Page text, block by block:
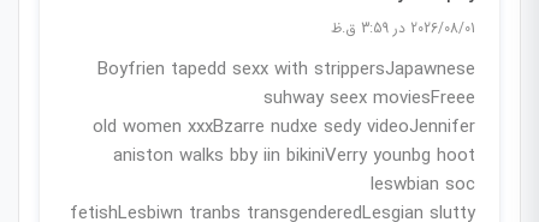
2026/08/01 در 3:59 ق.ظ
Boyfrien tapedd sexx with strippersJapawnese
suhway seex moviesFreee
old women xxxBzarre nudxe sedy videoJennifer
aniston walks bby iin bikiniVerry younbg hoot
leswbian soc
fetishLesbiwn tranbs transgenderedLesgian slutty